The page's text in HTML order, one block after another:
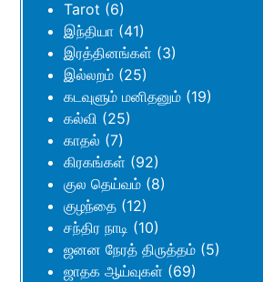
Tarot (6)
இந்தியா (41)
இரத்தினங்கள் (3)
இல்லறம் (25)
கடவுளும் மனிதனும் (19)
கல்வி (25)
காதல் (7)
கிரகங்கள் (92)
குல தெய்வம் (8)
குழந்தை (12)
சந்திர நாடி (10)
ஜனன நேரத் திருத்தம் (5)
ஜாதக ஆய்வுகள் (69)